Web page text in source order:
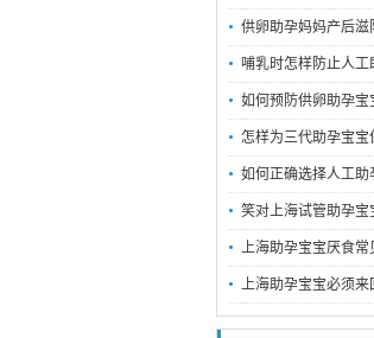
供卵助孕妈妈产后滋
哺乳时怎样防止人工
如何预防供卵助孕宝
怎样为三代助孕宝宝
如何正确选择人工助
笑对上海试管助孕宝
上海助孕宝宝厌食常
上海助孕宝宝必须来